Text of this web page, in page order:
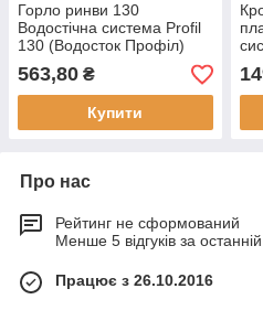
Горло ринви 130
Водостічна система Profil
130 (Водосток Профіл)
563,80 ₴
Купити
Про нас
Рейтинг не сформований
Менше 5 відгуків за останній
Працює з 26.10.2016